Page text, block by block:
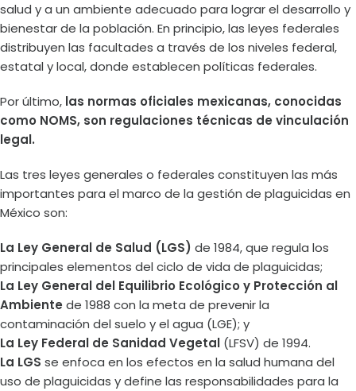
salud y a un ambiente adecuado para lograr el desarrollo y
bienestar de la población. En principio, las leyes federales
distribuyen las facultades a través de los niveles federal,
estatal y local, donde establecen políticas federales.
Por último, las normas oficiales mexicanas, conocidas
como NOMS, son regulaciones técnicas de vinculación
legal.
Las tres leyes generales o federales constituyen las más
importantes para el marco de la gestión de plaguicidas en
México son:
La Ley General de Salud (LGS) de 1984, que regula los
principales elementos del ciclo de vida de plaguicidas;
La Ley General del Equilibrio Ecológico y Protección al
Ambiente de 1988 con la meta de prevenir la
contaminación del suelo y el agua (LGE); y
La Ley Federal de Sanidad Vegetal (LFSV) de 1994.
La LGS se enfoca en los efectos en la salud humana del
uso de plaguicidas y define las responsabilidades para la